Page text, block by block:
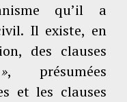
qu’il a
Il existe, en
des clauses
, présumées
et les clauses